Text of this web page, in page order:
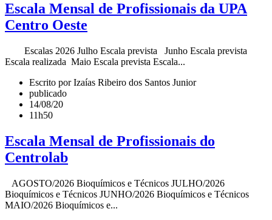
Escala Mensal de Profissionais da UPA
Centro Oeste
Escalas 2026 Julho Escala prevista Junho Escala prevista
Escala realizada Maio Escala prevista Escala...
Escrito por Izaías Ribeiro dos Santos Junior
publicado
14/08/20
11h50
Escala Mensal de Profissionais do
Centrolab
AGOSTO/2026 Bioquímicos e Técnicos JULHO/2026
Bioquímicos e Técnicos JUNHO/2026 Bioquímicos e Técnicos
MAIO/2026 Bioquímicos e...